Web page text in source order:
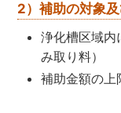
2）補助の対象
浄化槽区域内
み取り料）
補助金額の上